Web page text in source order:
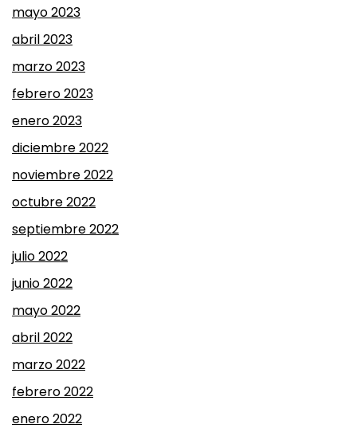
mayo 2023
abril 2023
marzo 2023
febrero 2023
enero 2023
diciembre 2022
noviembre 2022
octubre 2022
septiembre 2022
julio 2022
junio 2022
mayo 2022
abril 2022
marzo 2022
febrero 2022
enero 2022